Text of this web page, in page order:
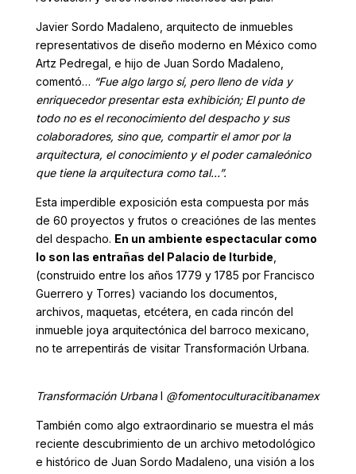
Javier Sordo Madaleno, arquitecto de inmuebles
representativos de diseño moderno en México como
Artz Pedregal, e hijo de Juan Sordo Madaleno,
comentó… “Fue algo largo sí, pero lleno de vida y
enriquecedor presentar esta exhibición; El punto de
todo no es el reconocimiento del despacho y sus
colaboradores, sino que, compartir el amor por la
arquitectura, el conocimiento y el poder camaleónico
que tiene la arquitectura como tal…”.
Esta imperdible exposición esta compuesta por más
de 60 proyectos y frutos o creaciónes de las mentes
del despacho. En un ambiente espectacular como
lo son las entrañas del Palacio de Iturbide
(construido entre los años 1779 y 1785 por Francisco
Guerrero y Torres) vaciando los documentos,
archivos, maquetas, etcétera, en cada rincón del
inmueble joya arquitectónica del barroco mexicano,
no te arrepentirás de visitar Transformación Urbana.
Transformación UrbanaI @fomentoculturacitibanamex
También como algo extraordinario se muestra el más
reciente descubrimiento de un archivo metodológico
e histórico de Juan Sordo Madaleno, una visión a los